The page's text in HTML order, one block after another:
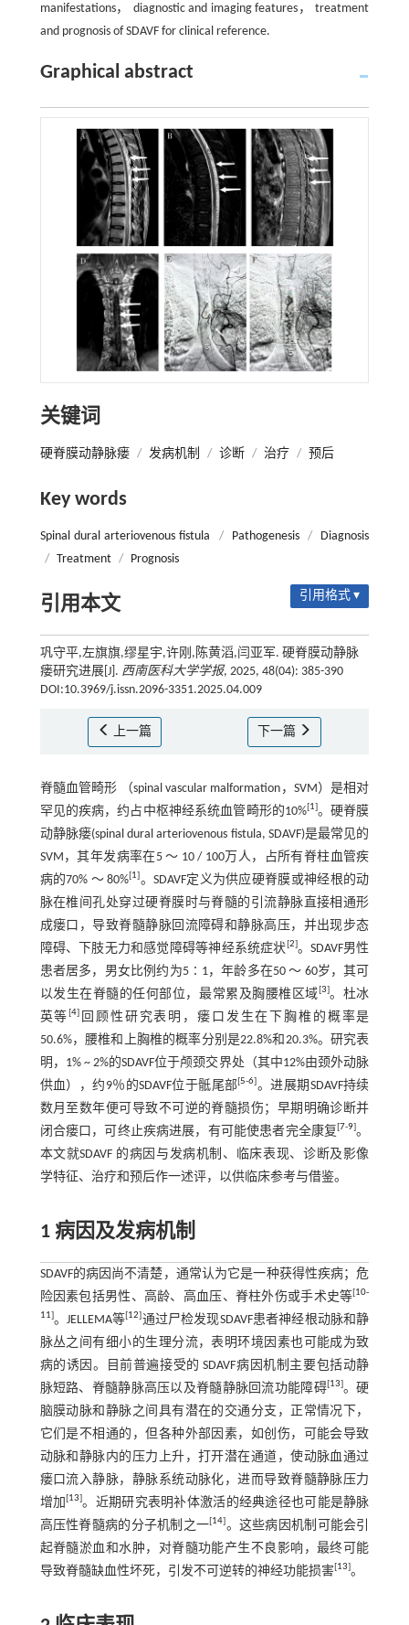
manifestations， diagnostic and imaging features， treatment
and prognosis of SDAVF for clinical reference.
Graphical abstract
关键词
硬脊膜动静脉瘘 / 发病机制 / 诊断 / 治疗 / 预后
Key words
Spinal dural arteriovenous fistula / Pathogenesis /
Diagnosis
/ Treatment / Prognosis
引用本文 引用格式 ▾
巩守平,左旗旗,缪星宇,许刚,陈黄滔,闫亚军. 硬脊膜动静脉
瘘研究进展[J]. 西南医科大学学报, 2025, 48(04): 385-390
DOI:10.3969/j.issn.2096-3351.2025.04.009
上一篇 下一篇
脊髓血管畸形 （spinal vascular malformation，SVM）是相对
罕见的疾病，约占中枢神经系统血管畸形的10% 1 。硬脊膜
动静脉瘘(spinal dural arteriovenous fistula, SDAVF)是最常见的
SVM，其年发病率在5 ～ 10 / 100万人，占所有脊柱血管疾
病的70% ～ 80% 1 。SDAVF定义为供应硬脊膜或神经根的动
脉在椎间孔处穿过硬脊膜时与脊髓的引流静脉直接相通形
成瘘口，导致脊髓静脉回流障碍和静脉高压，并出现步态
障碍、下肢无力和感觉障碍等神经系统症状 2 。SDAVF男性
患者居多，男女比例约为5∶1，年龄多在50 ～ 60岁，其可
以发生在脊髓的任何部位，最常累及胸腰椎区域 3 。杜冰
英等 [4
回顾性研究表明，瘘口发生在下胸椎的概率是
50.6%，腰椎和上胸椎的概率分别是22.8%和20.3%。研究表
明，1% ~ 2%的SDAVF位于颅颈交界处（其中12%由颈外动脉
供血），约9％的SDAVF位于骶尾部 [5-6 。进展期SDAVF持续
数月至数年便可导致不可逆的脊髓损伤；早期明确诊断并
闭合瘘口，可终止疾病进展，有可能使患者完全康复 7-9 。
本文就SDAVF 的病因与发病机制、临床表现、诊断及影像
学特征、治疗和预后作一述评，以供临床参考与借鉴。
1 病因及发病机制
SDAVF的病因尚不清楚，通常认为它是一种获得性疾病；危
险因素包括男性、高龄、高血压、脊柱外伤或手术史等 10-
11 。JELLEMA等 12 通过尸检发现SDAVF患者神经根动脉和静
脉丛之间有细小的生理分流，表明环境因素也可能成为致
病的诱因。目前普遍接受的 SDAVF病因机制主要包括动静
脉短路、脊髓静脉高压以及脊髓静脉回流功能障碍[ 13 。硬
脑膜动脉和静脉之间具有潜在的交通分支，正常情况下，
它们是不相通的，但各种外部因素，如创伤，可能会导致
动脉和静脉内的压力上升，打开潜在通道，使动脉血通过
瘘口流入静脉，静脉系统动脉化，进而导致脊髓静脉压力
增加 13 。近期研究表明补体激活的经典途径也可能是静脉
高压性脊髓病的分子机制之一 14 。这些病因机制可能会引
起脊髓淤血和水肿，对脊髓功能产生不良影响，最终可能
导致脊髓缺血性坏死，引发不可逆转的神经功能损害 13 。